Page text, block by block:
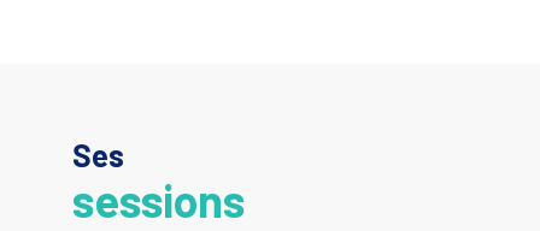
Ses
sessions